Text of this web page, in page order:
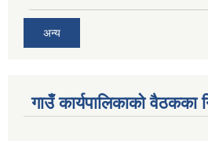
अन्य
गाउँ कार्यपालिकाको वैठकका